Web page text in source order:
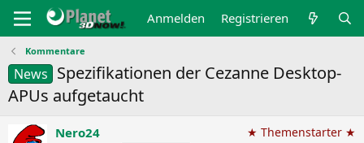
Anmelden Registrieren
Kommentare
News Spezifikationen der Cezanne Desktop-
APUs aufgetaucht
Nero24 ★ Themenstarter ★